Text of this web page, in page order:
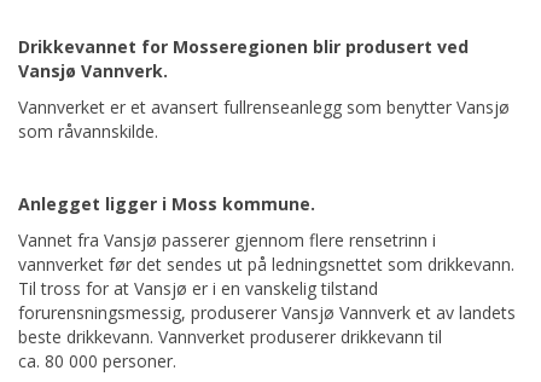
Drikkevannet for Mosseregionen blir produsert ved
Vansjø Vannverk.
Vannverket er et avansert fullrenseanlegg som benytter Vansjø
som råvannskilde.
Anlegget ligger i Moss kommune.
Vannet fra Vansjø passerer gjennom flere rensetrinn i
vannverket før det sendes ut på ledningsnettet som drikkevann.
Til tross for at Vansjø er i en vanskelig tilstand
forurensningsmessig, produserer Vansjø Vannverk et av landets
beste drikkevann. Vannverket produserer drikkevann til
ca. 80 000 personer.